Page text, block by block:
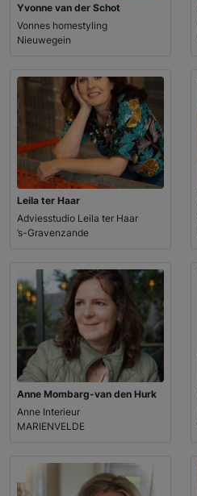
Yvonne van der Schot
Vonnes homestyling
Nieuwegein
Leila ter Haar
Adviesstudio Leila ter Haar
’s-Gravenzande
Anne Mombarg-van den Hurk
Anne Interieur
MARIENVELDE